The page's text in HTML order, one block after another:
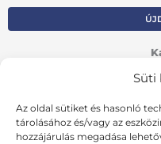
Süti
Az oldal sütiket és hasonló
tárolásához és/vagy az
hozzájárulás megadása